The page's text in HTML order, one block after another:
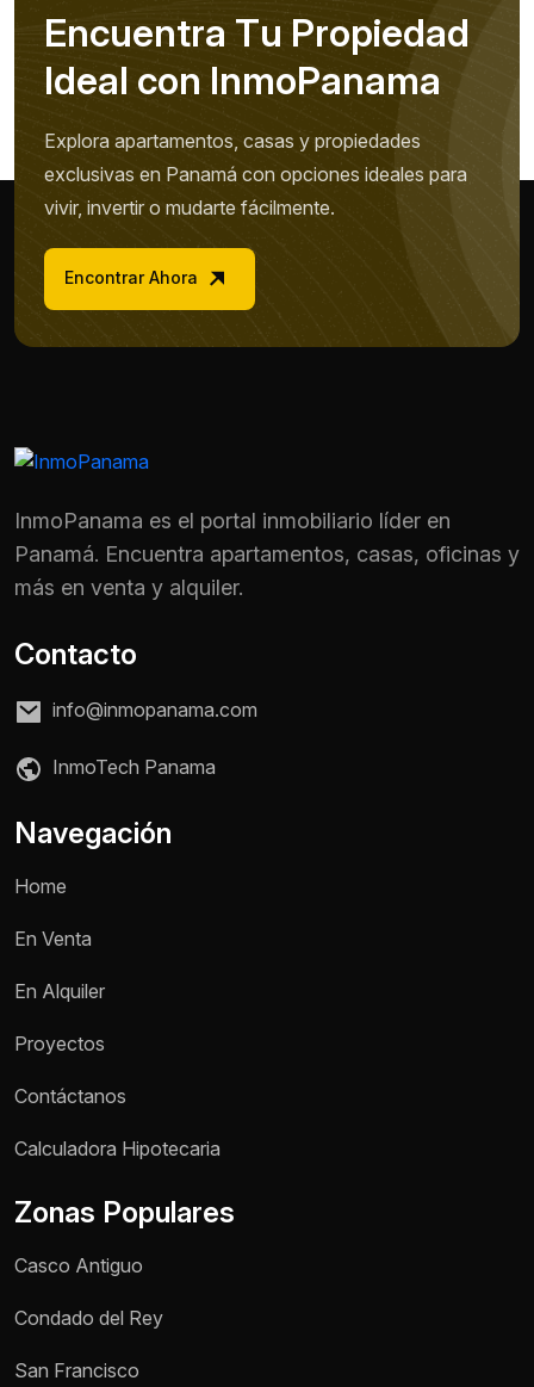
Encuentra Tu Propiedad
Ideal con InmoPanama
Explora apartamentos, casas y propiedades
exclusivas en Panamá con opciones ideales para
vivir, invertir o mudarte fácilmente.
Encontrar Ahora
InmoPanama es el portal inmobiliario líder en
Panamá. Encuentra apartamentos, casas, oficinas y
más en venta y alquiler.
Contacto
info@inmopanama.com
InmoTech Panama
Navegación
Home
En Venta
En Alquiler
Proyectos
Contáctanos
Calculadora Hipotecaria
Zonas Populares
Casco Antiguo
Condado del Rey
San Francisco